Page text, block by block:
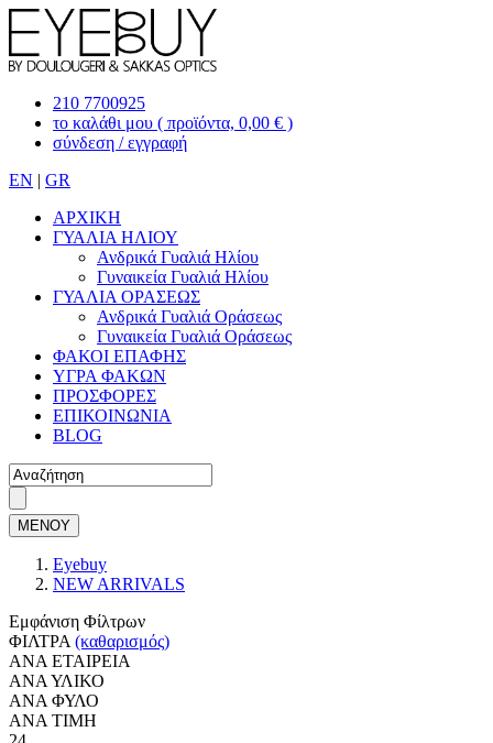
210 7700925
το καλάθι μου ( προϊόντα, 0,00 € )
σύνδεση / εγγραφή
EN | GR
ΑΡΧΙΚΗ
ΓΥΑΛΙΑ ΗΛΙΟΥ
Ανδρικά Γυαλιά Ηλίου
Γυναικεία Γυαλιά Ηλίου
ΓΥΑΛΙΑ ΟΡΑΣΕΩΣ
Ανδρικά Γυαλιά Οράσεως
Γυναικεία Γυαλιά Οράσεως
ΦΑΚΟΙ ΕΠΑΦΗΣ
ΥΓΡΑ ΦΑΚΩΝ
ΠΡΟΣΦΟΡΕΣ
ΕΠΙΚΟΙΝΩΝΙΑ
BLOG
ΜΕΝΟΥ
Eyebuy
NEW ARRIVALS
Εμφάνιση Φίλτρων
ΦΙΛΤΡΑ (καθαρισμός)
ΑΝΑ ΕΤΑΙΡΕΙΑ
ΑΝΑ ΥΛΙΚΟ
ΑΝΑ ΦΥΛΟ
ΑΝΑ ΤΙΜΗ